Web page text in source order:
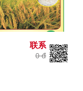
联系
0 đ